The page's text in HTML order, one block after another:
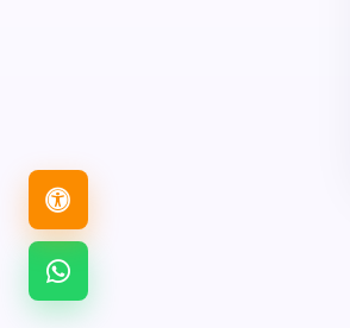
Buka
menu
aksesibilitas
Chat
WhatsApp